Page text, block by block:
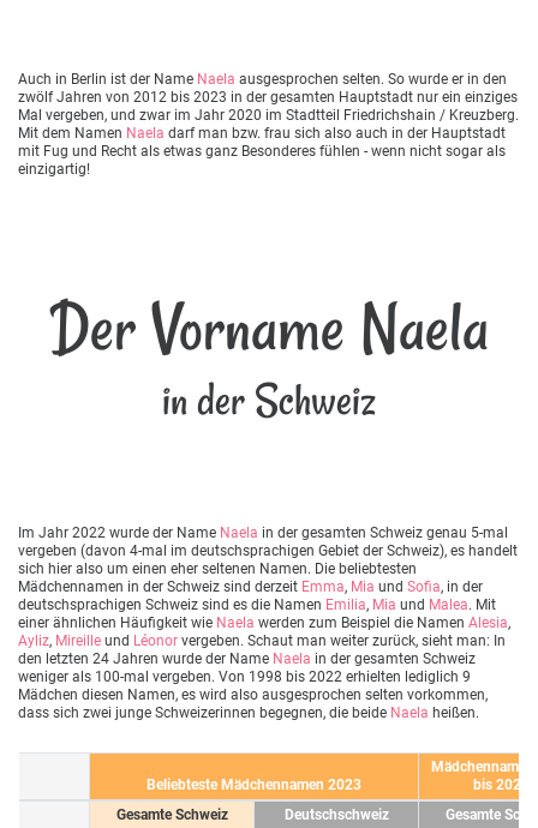
Auch in Berlin ist der Name Naela ausgesprochen selten. So wurde er in den
zwölf Jahren von 2012 bis 2023 in der gesamten Hauptstadt nur ein einziges
Mal vergeben, und zwar im Jahr 2020 im Stadtteil Friedrichshain / Kreuzberg.
Mit dem Namen Naela darf man bzw. frau sich also auch in der Hauptstadt
mit Fug und Recht als etwas ganz Besonderes fühlen - wenn nicht sogar als
einzigartig!
Der Vorname Naela
in der Schweiz
Im Jahr 2022 wurde der Name Naela in der gesamten Schweiz genau 5-mal
vergeben (davon 4-mal im deutschsprachigen Gebiet der Schweiz), es handelt
sich hier also um einen eher seltenen Namen. Die beliebtesten
Mädchennamen in der Schweiz sind derzeit Emma, Mia und Sofia, in der
deutschsprachigen Schweiz sind es die Namen Emilia, Mia und Malea. Mit
einer ähnlichen Häufigkeit wie Naela werden zum Beispiel die Namen Alesia,
Ayliz, Mireille und Léonor vergeben. Schaut man weiter zurück, sieht man: In
den letzten 24 Jahren wurde der Name Naela in der gesamten Schweiz
weniger als 100-mal vergeben. Von 1998 bis 2022 erhielten lediglich 9
Mädchen diesen Namen, es wird also ausgesprochen selten vorkommen,
dass sich zwei junge Schweizerinnen begegnen, die beide Naela heißen.
Beliebteste Mädchennamen 2023
Mädchennamen
bis 2023
Gesamte Schweiz
Deutschschweiz
Gesamte